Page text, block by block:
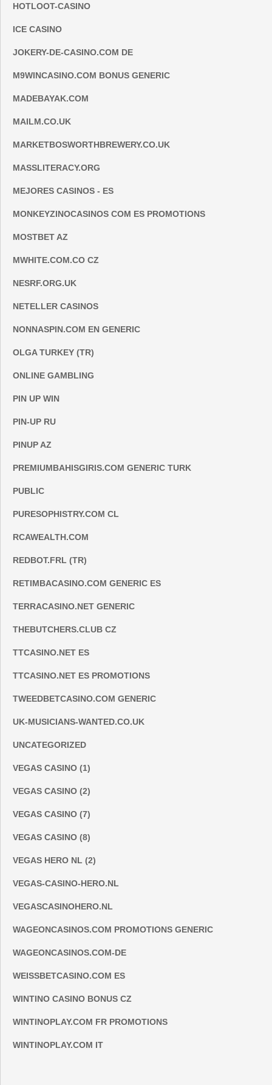
HOTLOOT-CASINO
ICE CASINO
JOKERY-DE-CASINO.COM DE
M9WINCASINO.COM BONUS GENERIC
MADEBAYAK.COM
MAILM.CO.UK
MARKETBOSWORTHBREWERY.CO.UK
MASSLITERACY.ORG
MEJORES CASINOS - ES
MONKEYZINOCASINOS COM ES PROMOTIONS
MOSTBET AZ
MWHITE.COM.CO CZ
NESRF.ORG.UK
NETELLER CASINOS
NONNASPIN.COM EN GENERIC
OLGA TURKEY (TR)
ONLINE GAMBLING
PIN UP WIN
PIN-UP RU
PINUP AZ
PREMIUMBAHISGIRIS.COM GENERIC TURK
PUBLIC
PURESOPHISTRY.COM CL
RCAWEALTH.COM
REDBOT.FRL (TR)
RETIMBACASINO.COM GENERIC ES
TERRACASINO.NET GENERIC
THEBUTCHERS.CLUB CZ
TTCASINO.NET ES
TTCASINO.NET ES PROMOTIONS
TWEEDBETCASINO.COM GENERIC
UK-MUSICIANS-WANTED.CO.UK
UNCATEGORIZED
VEGAS CASINO (1)
VEGAS CASINO (2)
VEGAS CASINO (7)
VEGAS CASINO (8)
VEGAS HERO NL (2)
VEGAS-CASINO-HERO.NL
VEGASCASINOHERO.NL
WAGEONCASINOS.COM PROMOTIONS GENERIC
WAGEONCASINOS.COM-DE
WEISSBETCASINO.COM ES
WINTINO CASINO BONUS CZ
WINTINOPLAY.COM FR PROMOTIONS
WINTINOPLAY.COM IT